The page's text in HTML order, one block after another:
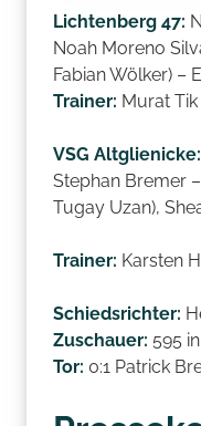
Lichtenberg 47:
Noah Moreno
Fabian Wölker) –
Trainer: Murat Tik
VSG Altglienicke:
Stephan Bremer
Tugay Uzan),
Trainer: Karsten
Schiedsrichter:
Zuschauer: 595
Tor: 0:1 Patrick